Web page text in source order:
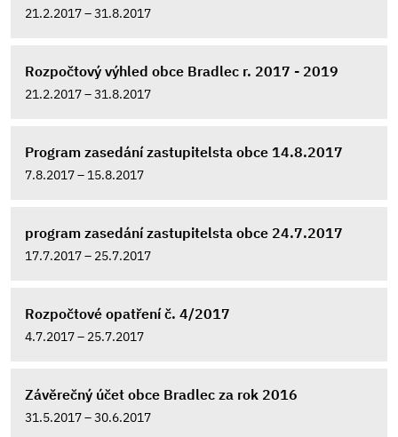
21.2.2017 – 31.8.2017
Rozpočtový výhled obce Bradlec r. 2017 - 2019
21.2.2017 – 31.8.2017
Program zasedání zastupitelsta obce 14.8.2017
7.8.2017 – 15.8.2017
program zasedání zastupitelsta obce 24.7.2017
17.7.2017 – 25.7.2017
Rozpočtové opatření č. 4/2017
4.7.2017 – 25.7.2017
Závěrečný účet obce Bradlec za rok 2016
31.5.2017 – 30.6.2017